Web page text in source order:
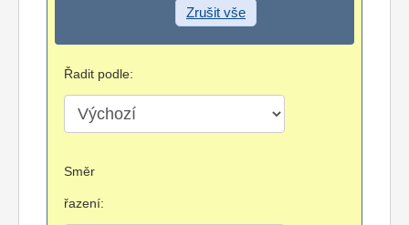
Zrušit vše
Řadit podle:
Směr
řazení: